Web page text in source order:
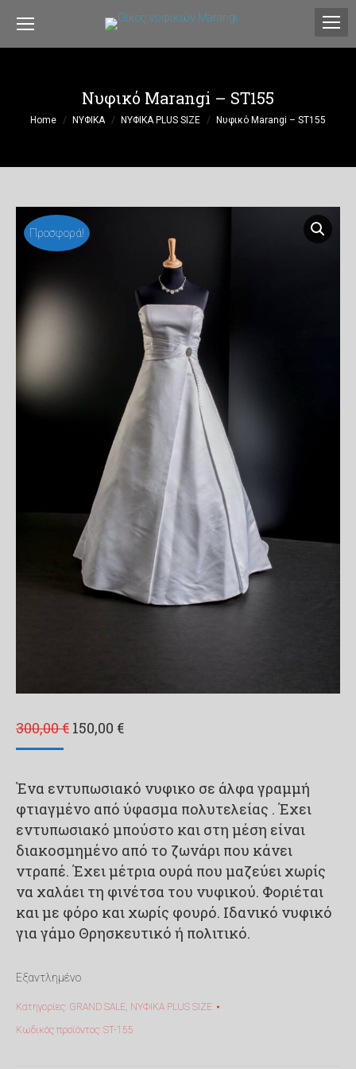
Νυφικό Marangi – ST155
You are here:
Home ΝΥΦΙΚΑ ΝΥΦΙΚΑ PLUS SIZE Νυφικό Marangi – ST155
Προσφορά!
300,00€ Original
300,00 €.
150,00 €Η
είναι:
150,00 €.
Ένα εντυπωσιακό νυφικο σε άλφα γραμμή
φτιαγμένο από ύφασμα πολυτελείας . Έχει
εντυπωσιακό μπούστο και στη μέση είναι
διακοσμημένο από το ζωνάρι που κάνει
ντραπέ. Έχει μέτρια ουρά που μαζεύει χωρίς
να χαλάει τη φινέτσα του νυφικού. Φοριέται
και με φόρο και χωρίς φουρό. Ιδανικό νυφικό
για γάμο Θρησκευτικό ή πολιτικό.
Εξαντλημένο
Κατηγορίες: GRAND SALE, ΝΥΦΙΚΑ PLUS SIZE
Κωδικός προϊόντος: ST-155